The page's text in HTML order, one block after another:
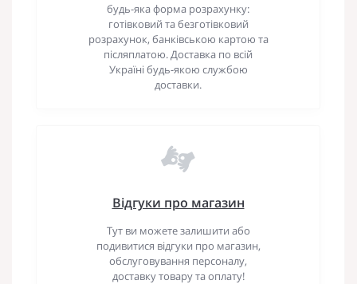
будь-яка форма розрахунку:
готівковий та безготівковий
розрахунок, банківською картою та
післяплатою. Доставка по всій
Україні будь-якою службою
доставки.
Відгуки про магазин
Тут ви можете залишити або
подивитися відгуки про магазин,
обслуговування персоналу,
доставку товару та оплату!